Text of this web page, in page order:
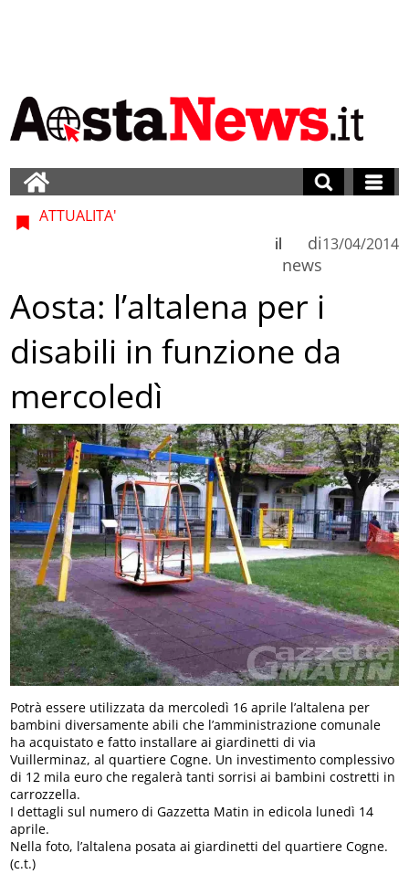
ATTUALITA'
di
news
il 13/04/2014
Aosta: l’altalena per i
disabili in funzione da
mercoledì
Potrà essere utilizzata da mercoledì 16 aprile l’altalena per
bambini diversamente abili che l’amministrazione comunale
ha acquistato e fatto installare ai giardinetti di via
Vuillerminaz, al quartiere Cogne. Un investimento complessivo
di 12 mila euro che regalerà tanti sorrisi ai bambini costretti in
carrozzella.
I dettagli sul numero di Gazzetta Matin in edicola lunedì 14
aprile.
Nella foto, l’altalena posata ai giardinetti del quartiere Cogne.
(c.t.)